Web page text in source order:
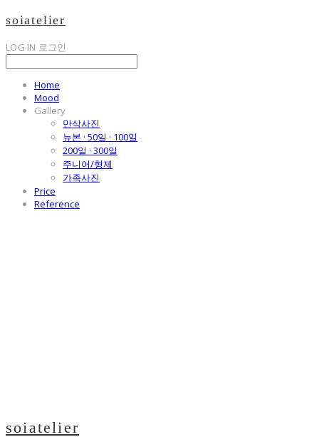
soiatelier
LOG IN 로그인
Home
Mood
Gallery
만삭사진
뉴본 · 50일 · 100일
200일 · 300일
주니어/형제
가족사진
Price
Reference
soiatelier